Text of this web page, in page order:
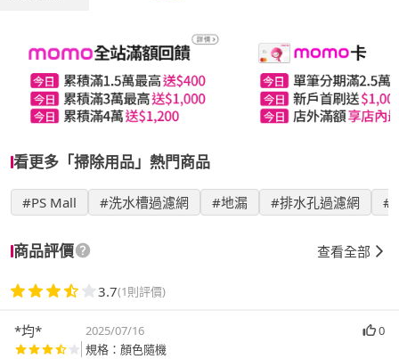
看更多「掃除用品」熱門商品
#PS Mall #洗水槽過濾網 #地漏 #排水孔過濾網 #
商品評價 查看全部
3.7(1則評價)
*均* 2025/07/16
0
規格：顏色隨機